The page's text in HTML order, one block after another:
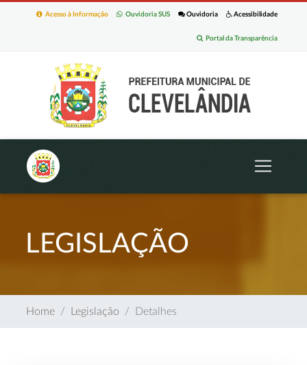
Acessibilidade
Ouvidoria
Ouvidoria SUS
Acesso à Informação
Portal da Transparência
LEGISLAÇÃO
Home Legislação Detalhes